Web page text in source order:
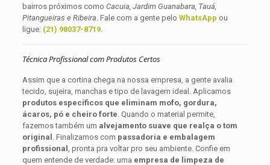
bairros próximos como Cacuia, Jardim Guanabara, Tauá,
Pitangueiras e Ribeira . Fale com a gente pelo WhatsApp ou
ligue: (21) 98037-8719.
Técnica Profissional com Produtos Certos
Assim que a cortina chega na nossa empresa, a gente avalia
tecido, sujeira, manchas e tipo de lavagem ideal. Aplicamos
produtos específicos que eliminam mofo, gordura,
ácaros, pó e cheiro forte . Quando o material permite,
fazemos também um alvejamento suave que realça o tom
original
. Finalizamos com passadoria e embalagem
profissional
, pronta pra voltar pro seu ambiente. Confie em
quem entende de verdade: uma empresa de limpeza de